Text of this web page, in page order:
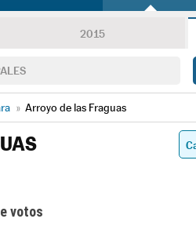
2015
» Arroyo de las Fraguas
votos